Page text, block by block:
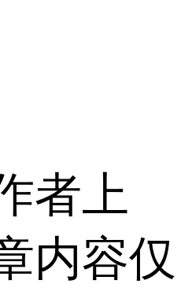
者上
内容仅